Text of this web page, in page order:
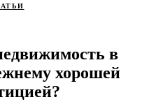
в
хорошей